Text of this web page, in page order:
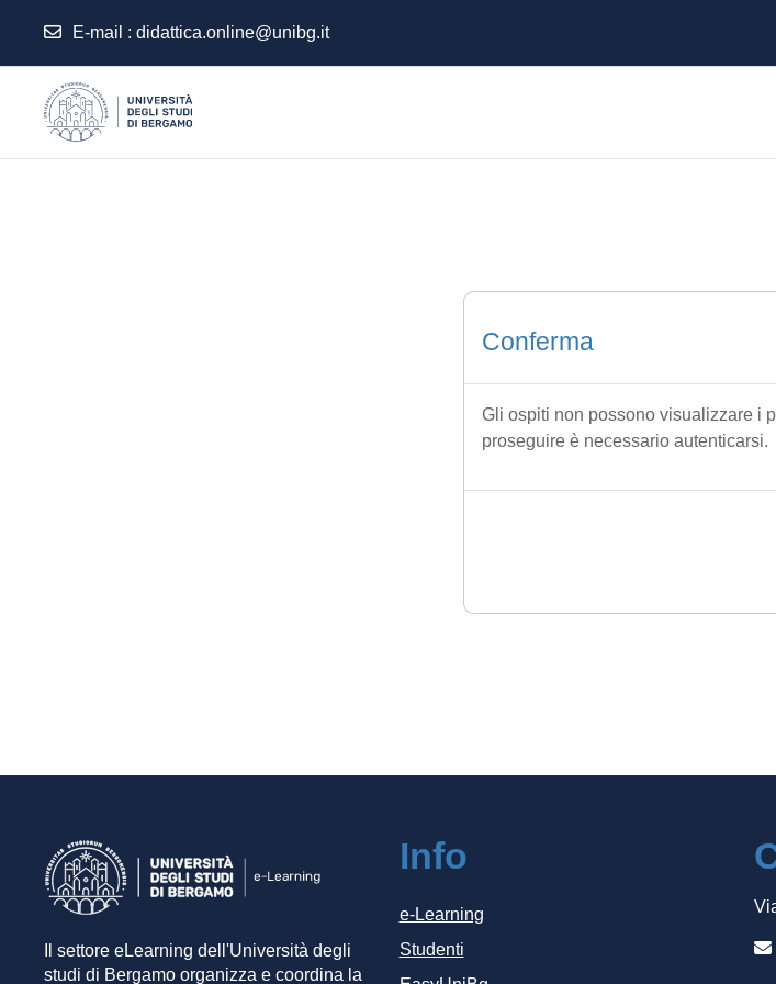
E-mail : didattica.online@unibg.it
Conferma
Gli ospiti non possono visualizzare i
proseguire è necessario autenticarsi.
Il settore eLearning dell'Università degli
studi di Bergamo organizza e coordina la
Info
e-Learning
Studenti